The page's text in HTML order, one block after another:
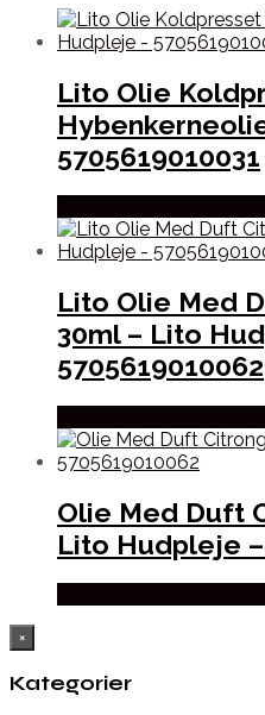
Lito Olie
5705619010031
Lito Olie Med
30ml – Lito
5705619010062
Olie Med Duft
Lito Hudpleje
×
Kategorier